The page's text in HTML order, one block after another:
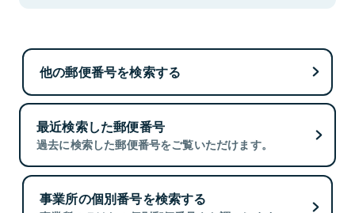
他の郵便番号を検索する
最近検索した郵便番号
過去に検索した郵便番号をご覧いただけます。
事業所の個別番号を検索する